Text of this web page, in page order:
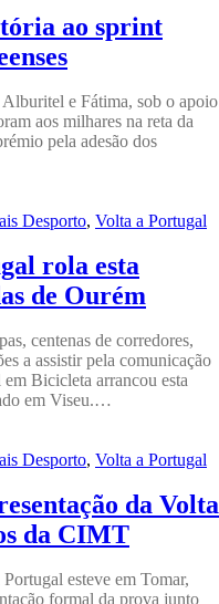
ao sprint
Alburitel e Fátima, sob o apoio
aos milhares na reta da
pela adesão dos
Desporto, Volta a Portugal
rola esta
de Ourém
centenas de corredores,
a assistir pela comunicação
Bicicleta arrancou esta
em Viseu.…
Desporto, Volta a Portugal
da Volta
da CIMT
esteve em Tomar,
formal da prova junto